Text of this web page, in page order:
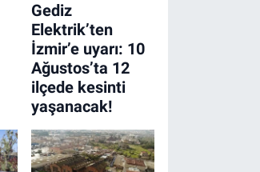
Gediz
Elektrik’ten
İzmir’e uyarı: 10
Ağustos’ta 12
ilçede kesinti
yaşanacak!